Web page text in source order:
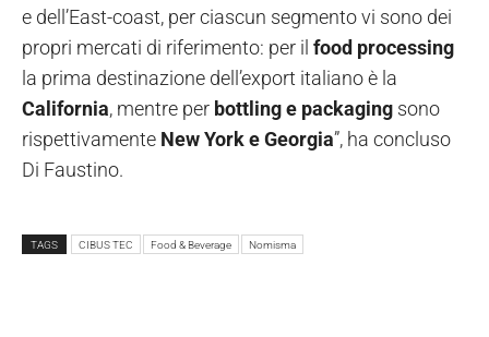
e dell’East-coast, per ciascun segmento vi sono dei
propri mercati di riferimento: per il food processing
la prima destinazione dell’export italiano è la
California, mentre per bottling e packaging sono
rispettivamente New York e Georgia”, ha concluso
Di Faustino.
TAGS CIBUS TEC Food & Beverage Nomisma